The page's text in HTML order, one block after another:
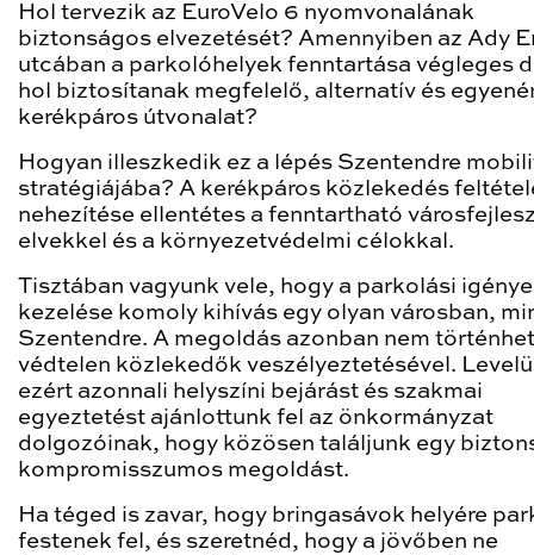
Hol tervezik az EuroVelo 6 nyomvonalának
biztonságos elvezetését? Amennyiben az Ady
utcában a parkolóhelyek fenntartása végleges
hol biztosítanak megfelelő, alternatív és
kerékpáros útvonalat?
Hogyan illeszkedik ez a lépés Szentendre
stratégiájába? A kerékpáros közlekedés
nehezítése ellentétes a fenntartható
elvekkel és a környezetvédelmi célokkal.
Tisztában vagyunk vele, hogy a parkolási
kezelése komoly kihívás egy olyan városban,
Szentendre. A megoldás azonban nem
védtelen közlekedők veszélyeztetésével.
ezért azonnali helyszíni bejárást és szakmai
egyeztetést ajánlottunk fel az önkormányzat
dolgozóinak, hogy közösen találjunk egy
kompromisszumos megoldást.
Ha téged is zavar, hogy bringasávok helyére
festenek fel, és szeretnéd, hogy a jövőben ne